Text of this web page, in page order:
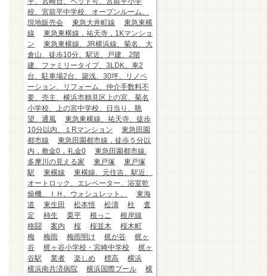
校、宮前平中学校、オープンルーム、
現地販売会
東急大井町線
東急東横
線
東急東横線，祐天寺，1Kマンショ
ン
東急東横線、JR横浜線、菊名、大
倉山、徒歩10分、駅近、戸建、2階
建、ファミリータイプ、3LDK、車2
台、駐車場2台、築浅、30坪、リノベ
ーション、リフォーム、仲介手数料不
要、売主、横浜市鶴見区上の宮、菊名
小学校、上の宮中学校、日当り、眺
望、通風
東急東横線、祐天寺、徒歩
10分以内、１Rマンション
東急田園
都市線
東急田園都市線，徒歩５分以
内，敷金0，礼金0
東急田園都市線.
多摩川の見える家
東戸塚
東戸塚
駅
東横線
東横線、元住吉、駅近、
オートロック、エレベーター、浴室乾
燥機、ＩＨ、ウォシュレット、
東海
道
東生田 松本悟 松濤 柱
査
定
柿生 栗平 根っこ
根岸線
格闘
案内 桜 桜並木
桜木町
梅
梅雨 梅雨明け 梶が谷
梶ヶ
谷
梶ヶ谷小学校・宮崎中学校
梶ヶ
谷駅
業者 楽しめ 標高
横浜
横浜南共済病院
横浜国際プール
横